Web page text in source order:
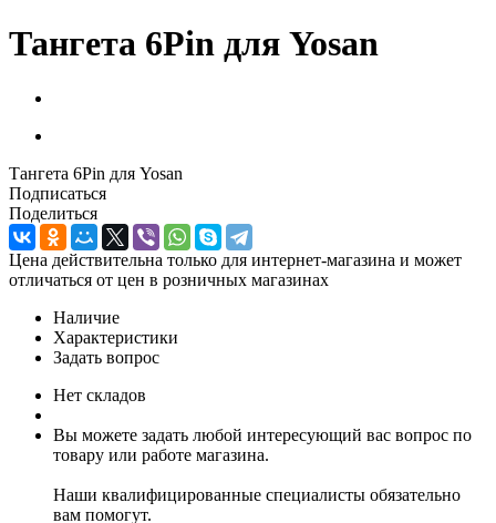
Тангета 6Pin для Yosan
Тангета 6Pin для Yosan
Подписаться
Поделиться
Цена действительна только для интернет-магазина и может
отличаться от цен в розничных магазинах
Наличие
Характеристики
Задать вопрос
Нет складов
Вы можете задать любой интересующий вас вопрос по
товару или работе магазина.
Наши квалифицированные специалисты обязательно
вам помогут.